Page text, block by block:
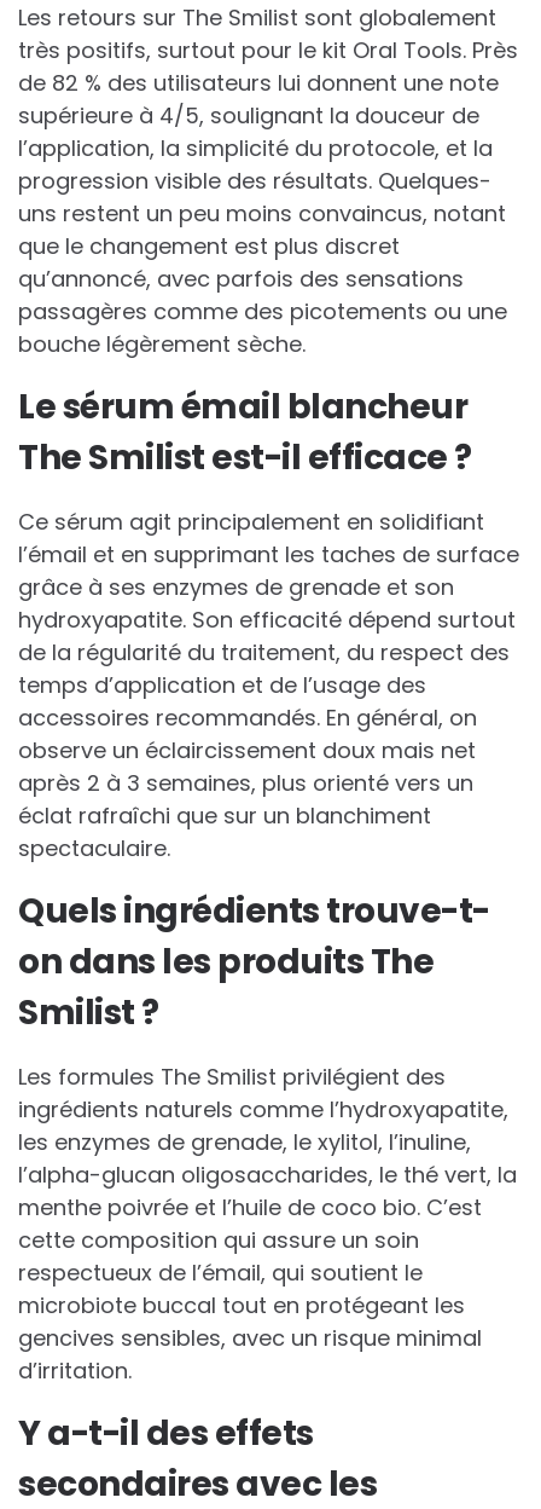
Les retours sur The Smilist sont globalement
très positifs, surtout pour le kit Oral Tools. Près
de 82 % des utilisateurs lui donnent une note
supérieure à 4/5, soulignant la douceur de
l’application, la simplicité du protocole, et la
progression visible des résultats. Quelques-
uns restent un peu moins convaincus, notant
que le changement est plus discret
qu’annoncé, avec parfois des sensations
passagères comme des picotements ou une
bouche légèrement sèche.
Le sérum émail blancheur
The Smilist est-il efficace ?
Ce sérum agit principalement en solidifiant
l’émail et en supprimant les taches de surface
grâce à ses enzymes de grenade et son
hydroxyapatite. Son efficacité dépend surtout
de la régularité du traitement, du respect des
temps d’application et de l’usage des
accessoires recommandés. En général, on
observe un éclaircissement doux mais net
après 2 à 3 semaines, plus orienté vers un
éclat rafraîchi que sur un blanchiment
spectaculaire.
Quels ingrédients trouve-t-
on dans les produits The
Smilist ?
Les formules The Smilist privilégient des
ingrédients naturels comme l’hydroxyapatite,
les enzymes de grenade, le xylitol, l’inuline,
l’alpha-glucan oligosaccharides, le thé vert, la
menthe poivrée et l’huile de coco bio. C’est
cette composition qui assure un soin
respectueux de l’émail, qui soutient le
microbiote buccal tout en protégeant les
gencives sensibles, avec un risque minimal
d’irritation.
Y a-t-il des effets
secondaires avec les